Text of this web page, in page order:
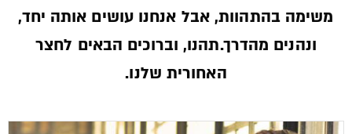
משימה בהתהוות, אבל אנחנו עושים אותה יחד,
ונהנים מהדרך.תהנו, וברוכים הבאים לחצר
האחורית שלנו.­